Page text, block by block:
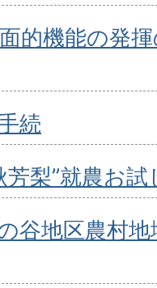
的機能の発
続
梨”就農お
谷地区農村